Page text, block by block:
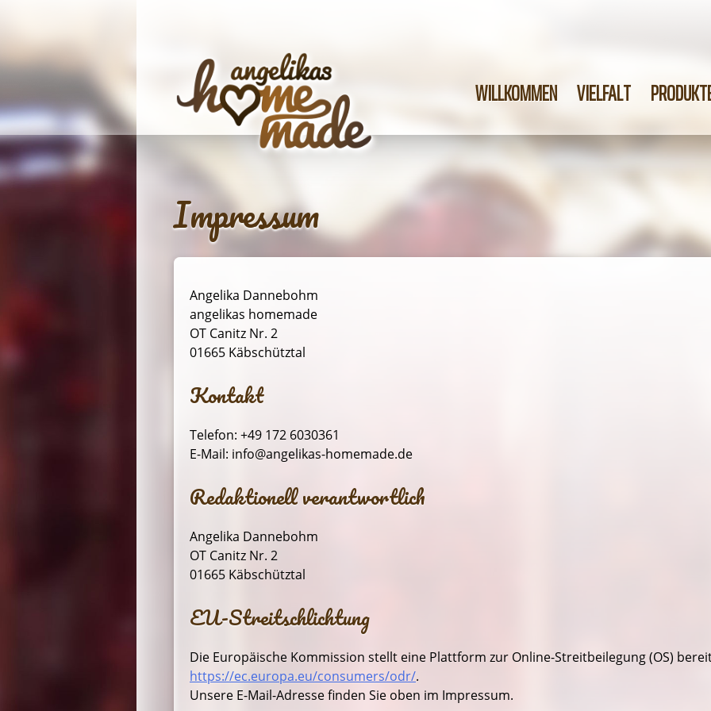
content
VIELFALT
WILLKOMMEN
Impressum
Angelika Dannebohm
angelikas homemade
OT Canitz Nr. 2
01665 Käbschütztal
Kontakt
Telefon: +49 172 6030361
E-Mail: info@angelikas-homemade.de
Redaktionell verantwortlich
Angelika Dannebohm
OT Canitz Nr. 2
01665 Käbschütztal
EU-Streitschlichtung
Die Europäische Kommission stellt eine Plattform zur Online-Streitbeilegung (OS)
https://ec.europa.eu/consumers/odr/.
Unsere E-Mail-Adresse finden Sie oben im Impressum.